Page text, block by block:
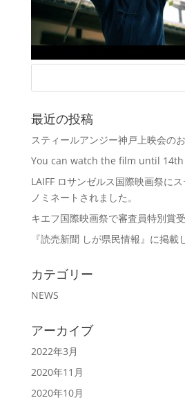
最近の投稿
スティールアンジー神戸上映会の
You can watch the film until 14th
LAIFF ロサンゼルス国際映画祭に
ノミネートされました。
キエフ国際映画祭で審査員特別賞
『読売新聞 しが県民情報』に掲載
カテゴリー
NEWS
アーカイブ
2022年3月
2020年11月
2020年10月